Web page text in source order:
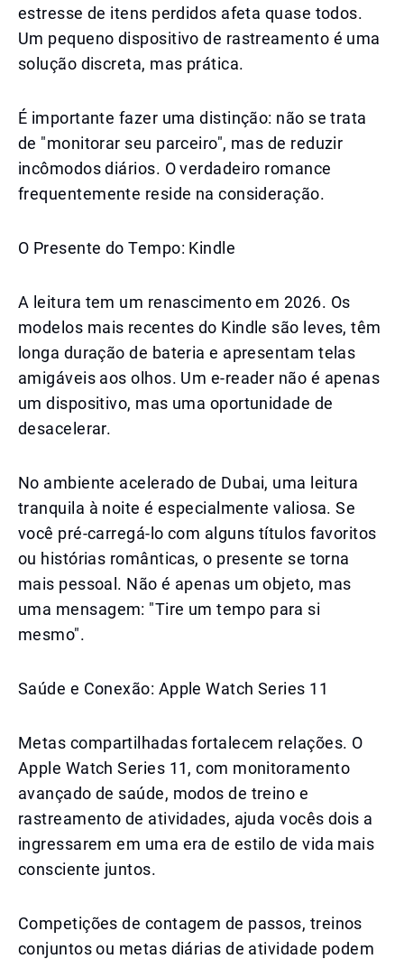
estresse de itens perdidos afeta quase todos.
Um pequeno dispositivo de rastreamento é uma
solução discreta, mas prática.
É importante fazer uma distinção: não se trata
de "monitorar seu parceiro", mas de reduzir
incômodos diários. O verdadeiro romance
frequentemente reside na consideração.
O Presente do Tempo: Kindle
A leitura tem um renascimento em 2026. Os
modelos mais recentes do Kindle são leves, têm
longa duração de bateria e apresentam telas
amigáveis aos olhos. Um e-reader não é apenas
um dispositivo, mas uma oportunidade de
desacelerar.
No ambiente acelerado de Dubai, uma leitura
tranquila à noite é especialmente valiosa. Se
você pré-carregá-lo com alguns títulos favoritos
ou histórias românticas, o presente se torna
mais pessoal. Não é apenas um objeto, mas
uma mensagem: "Tire um tempo para si
mesmo".
Saúde e Conexão: Apple Watch Series 11
Metas compartilhadas fortalecem relações. O
Apple Watch Series 11, com monitoramento
avançado de saúde, modos de treino e
rastreamento de atividades, ajuda vocês dois a
ingressarem em uma era de estilo de vida mais
consciente juntos.
Competições de contagem de passos, treinos
conjuntos ou metas diárias de atividade podem